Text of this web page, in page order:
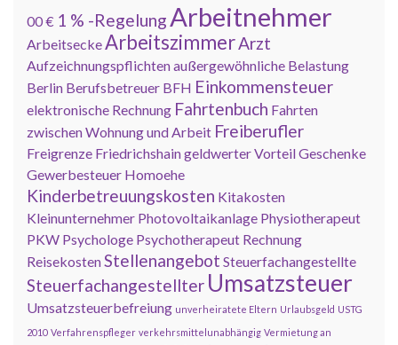
00 € 1 % -RegelungArbeitnehmer
ArbeitseckeArbeitszimmerArzt
Aufzeichnungspflichtenaußergewöhnliche Belastung
Berlin Berufsbetreuer BFH Einkommensteuer
elektronische Rechnung Fahrtenbuch Fahrten
zwischen Wohnung und Arbeit Freiberufler
Freigrenze Friedrichshaingeldwerter VorteilGeschenke
Gewerbesteuer Homoehe
Kinderbetreuungskosten Kitakosten
Kleinunternehmer Photovoltaikanlage Physiotherapeut
PKW Psychologe Psychotherapeut Rechnung
ReisekostenStellenangebot Steuerfachangestellte
Steuerfachangestellter Umsatzsteuer
Umsatzsteuerbefreiung unverheiratete Eltern Urlaubsgeld USTG
2010 Verfahrenspfleger verkehrsmittelunabhängig Vermietung an